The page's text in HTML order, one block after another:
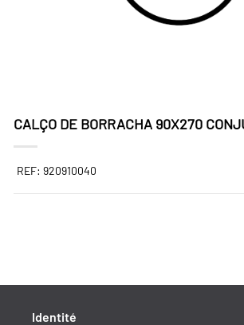
CALÇO DE BORRACHA 90X270
REF: 920910040
Identité